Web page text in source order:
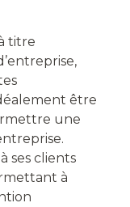
titre
être
une
ses clients
à